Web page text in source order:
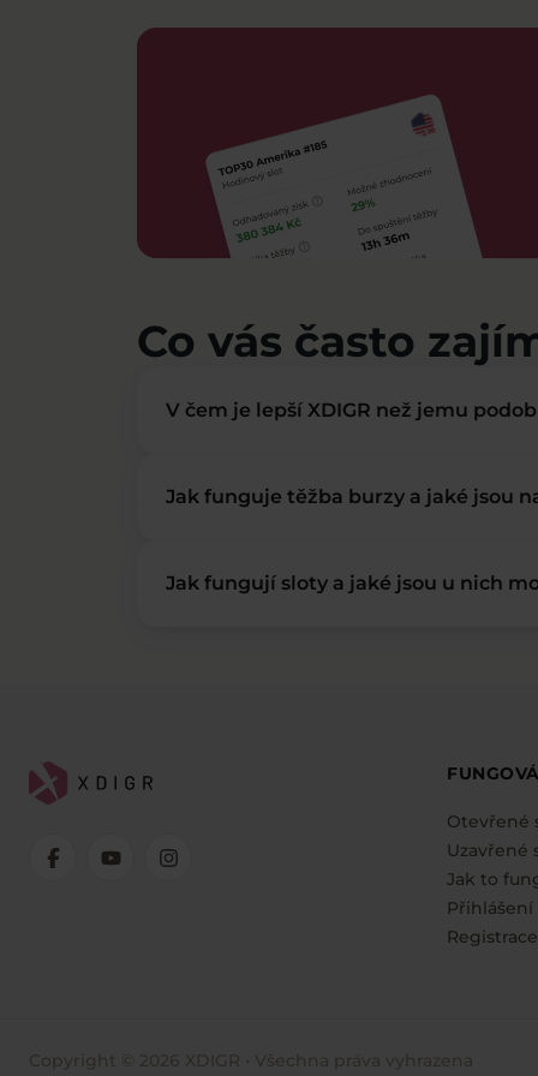
Co vás často
V čem je lepší XDIGR než jemu
Jak funguje těžba burzy a jaké jsou
Jak fungují sloty a jaké jsou u nich
Otevřené
Uzavřené
Jak to
Přihlášení
Registrace